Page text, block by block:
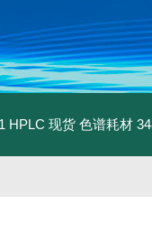
HPLC 现货 色谱耗材